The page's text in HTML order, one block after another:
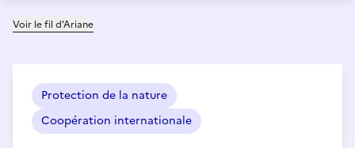
Voir le fil d’Ariane
Protection de la nature
Coopération internationale